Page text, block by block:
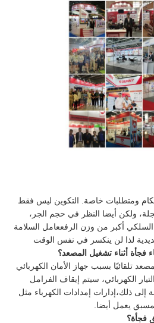
ومتطلبات خاصة. التكوين ليس فقط
ولكن أيضا النظر في حجم الجر،
السلكي أكبر من وزن الرفععامل السلامة
لذا لن ينكسر في نفس الوقت
تلقائيًا بسبب جهاز الأمان الكهربائي
الكهربائي، سيتم إيقاف الفرامل
إلى ذلك،إدارات إمدادات الكهرباء مثل
يعمل أيضا.